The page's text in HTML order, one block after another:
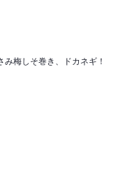
梅しそ巻き、ドカネギ！